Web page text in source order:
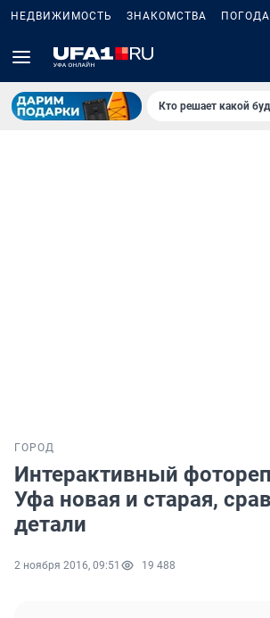
НЕДВИЖИМОСТЬ ЗНАКОМСТВА ПОГОДА
Кто решает какой
ГОРОД
Интерактивный
Уфа новая и старая,
детали
2 ноября 2016, 09:51 19 488